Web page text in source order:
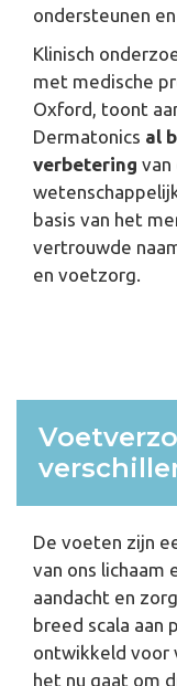
ondersteunen
Klinisch
met medische
Oxford, toont
Dermatonics al
verbetering van
basis van het
vertrouwde
en voetzorg.
De voeten zijn
van ons lichaam
aandacht en
breed scala aan
ontwikkeld voor
het nu gaat om